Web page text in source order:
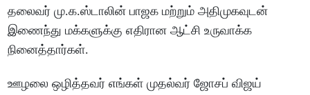
தலைவர் மு.க.ஸ்டாலின் பாஜக மற்றும் அதிமுகவுடன்
இணைந்து மக்களுக்கு எதிரான ஆட்சி உருவாக்க
நினைத்தார்கள்.
ஊழலை ஒழித்தவர் எங்கள் முதல்வர் ஜோசப் விஜய்